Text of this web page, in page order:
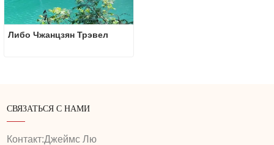
Либо Чжанцзян Трэвел
СВЯЗАТЬСЯ С НАМИ
Контакт:Джеймс Лю